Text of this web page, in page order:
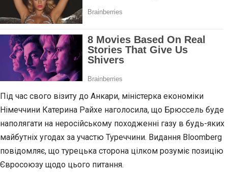
Під час свого візиту до Анкари, міністерка економіки
Німеччини Катерина Райхе наголосила, що Брюссель буде
наполягати на неросійському походженні газу в будь-яких
майбутніх угодах за участю Туреччини. Видання Bloomberg
повідомляє, що турецька сторона цілком розуміє позицію
Євросоюзу щодо цього питання.